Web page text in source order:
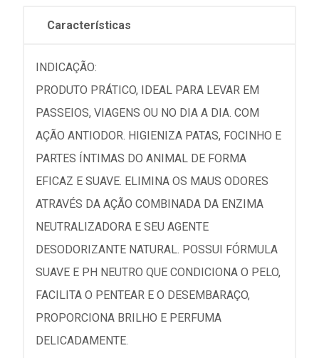
Características
INDICAÇÃO:
PRODUTO PRÁTICO, IDEAL PARA LEVAR EM
PASSEIOS, VIAGENS OU NO DIA A DIA. COM
AÇÃO ANTIODOR. HIGIENIZA PATAS, FOCINHO E
PARTES ÍNTIMAS DO ANIMAL DE FORMA
EFICAZ E SUAVE. ELIMINA OS MAUS ODORES
ATRAVÉS DA AÇÃO COMBINADA DA ENZIMA
NEUTRALIZADORA E SEU AGENTE
DESODORIZANTE NATURAL. POSSUI FÓRMULA
SUAVE E PH NEUTRO QUE CONDICIONA O PELO,
FACILITA O PENTEAR E O DESEMBARAÇO,
PROPORCIONA BRILHO E PERFUMA
DELICADAMENTE.